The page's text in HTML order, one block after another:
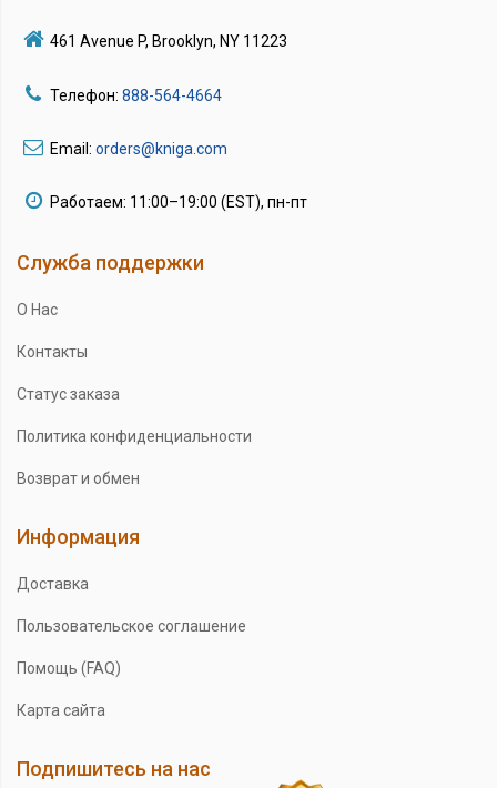
461 Avenue P, Brooklyn, NY 11223
Телефон: 888-564-4664
Email: orders@kniga.com
Работаем: 11:00–19:00 (EST), пн-пт
Служба поддержки
О Нас
Контакты
Статус заказа
Политика конфиденциальности
Возврат и обмен
Информация
Доставка
Пользовательское соглашение
Помощь (FAQ)
Карта сайта
Подпишитесь на нас